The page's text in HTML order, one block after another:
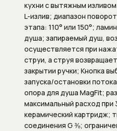
Душевые шланги
Душевые штанги
Подключение для
Ручные души
Скрытые части душевых
Шланги
кухни с вытяжным
L-излив; диапазон
этапа: 110° или 150°;
душа; запираемый душ,
осуществляется при
струи, а струя
закрытии ручки; Кнопка
запуска/остановки
опора для душа MagFit;
максимальный расход при
керамический картридж;
соединения G ⅜;